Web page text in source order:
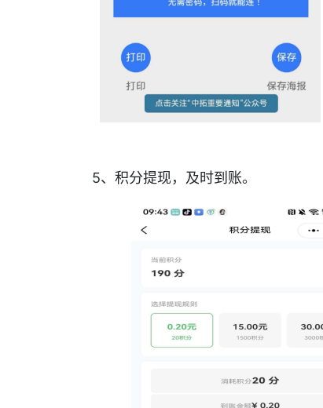
5、积分提现，及时到账。